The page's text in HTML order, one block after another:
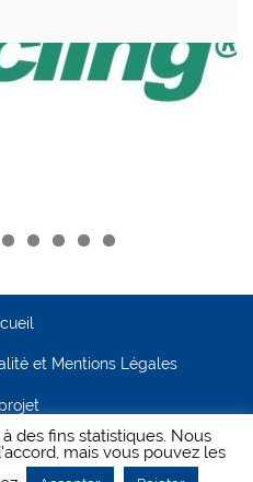
et Mentions Légales
projet
des fins statistiques. Nous
mais vous pouvez les